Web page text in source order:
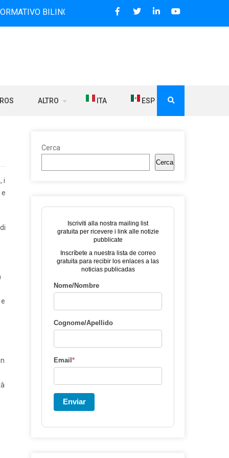
BILINGUE CHE DAL 2006 DIFFONDE NOTIZIE SUI
ALTRO ITA ESP
i
Cerca
Cerca
Iscriviti alla nostra mailing list
gratuita per ricevere i link alle notizie
pubblicate
Inscríbete a nuestra lista de correo
gratuita para recibir los enlaces a las
noticias publicadas
Nome/Nombre
Cognome/Apellido
Email *
Enviar